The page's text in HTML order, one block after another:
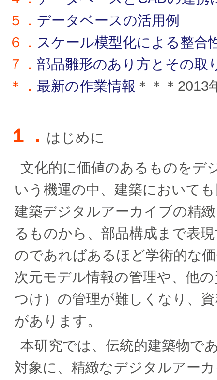
５． データベースの活用例
６． スケール模型化による整合
７． 部品雛形のあり方とその取
＊． 最新の作業情報 ＊＊＊2013
１． はじめに
文化的に価値のあるものをデ
いう機運の中、建築において
建築デジタルアーカイブの精
るものから、部品構成まで表
のであればあるほど学術的な
次元モデル情報の管理や、他
つけ）の管理が難しくなり、
があります。
本研究では、伝統的建築物で
対象に、精緻なデジタルアー